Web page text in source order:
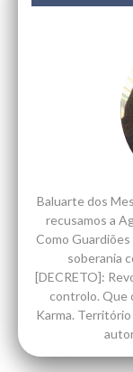
Baluarte dos
recusamos a
Como
soberania
[DECRETO]:
controlo. Que
Karma.